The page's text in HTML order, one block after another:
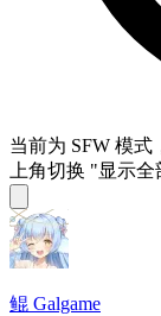
当前为 SFW 模
上角切换 "显示
鲲 Galgame